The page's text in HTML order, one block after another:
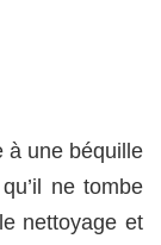
à une béquille
ne tombe
nettoyage et